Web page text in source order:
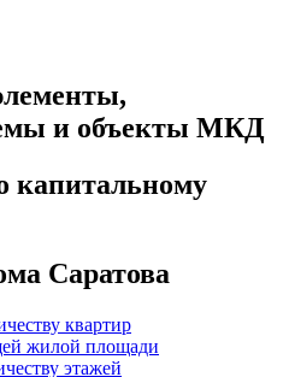
и объекты МКД
капитальному
Саратова
квартир
жилой площади
этажей